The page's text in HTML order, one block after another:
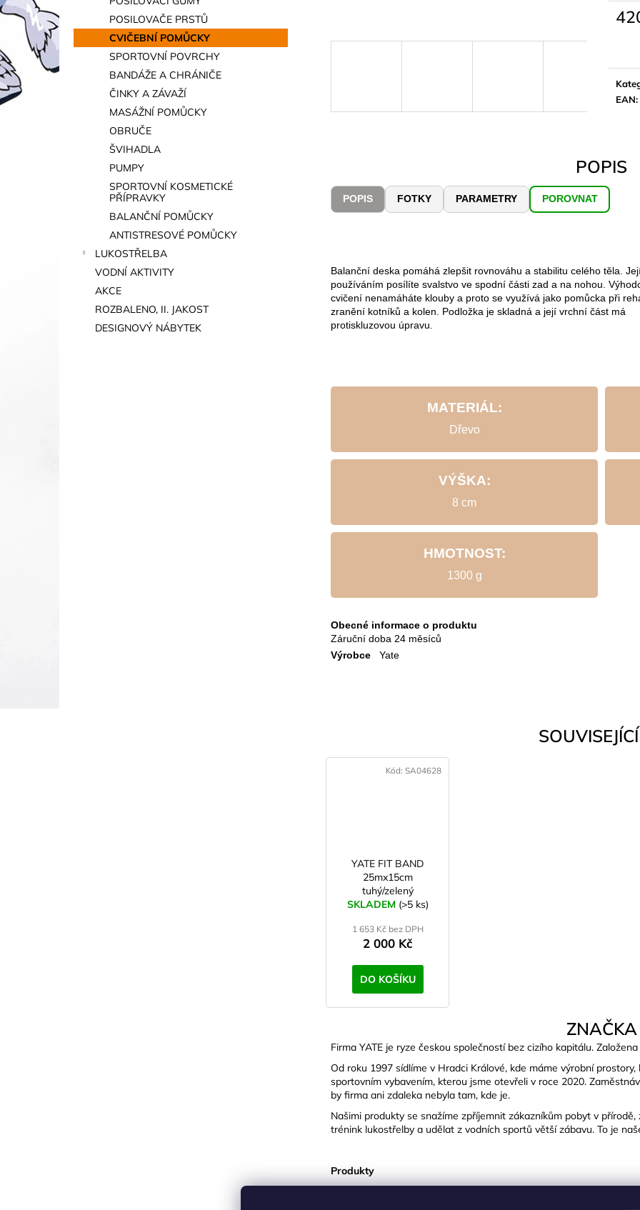
a
n
e
l
POSILOVAČE PRSTŮ
CVIČEBNÍ POMŮCKY
SPORTOVNÍ POVRCHY
BANDÁŽE A CHRÁNIČE
ČINKY A ZÁVAŽÍ
MASÁŽNÍ POMŮCKY
OBRUČE
ŠVIHADLA
PUMPY
SPORTOVNÍ KOSMETICKÉ
PŘÍPRAVKY
BALANČNÍ POMŮCKY
ANTISTRESOVÉ POMŮCKY
LUKOSTŘELBA
VODNÍ AKTIVITY
AKCE
ROZBALENO, II. JAKOST
DESIGNOVÝ NÁBYTEK
EAN:
POPIS
POPIS FOTKY PARAMETRY POROVNAT
Balanční deska pomáhá zlepšit rovnováhu a stabilitu celého těla.
používáním posílíte svalstvo ve spodní části zad a na nohou.
cvičení nenamáháte klouby a proto se využívá jako pomůcka při
zranění kotníků a kolen. Podložka je skladná a její vrchní část má
protiskluzovou úpravu.
MATERIÁL:
Dřevo
VÝŠKA:
8 cm
HMOTNOST:
1300 g
Obecné informace o produktu
Záruční doba 24 měsíců
Výrobce
Yate
YATE FIT BAND
25mx15cm
tuhý/zelený
SKLADEM (>5 ks)
1 653 Kč bez DPH
2 000 Kč
DO KOŠÍKU
Kód:SA04628
ZNAČKA
Firma YATE je ryze českou společností bez cizího kapitálu.
Od roku 1997 sídlíme v Hradci Králové, kde máme výrobní
sportovním vybavením, kterou jsme otevřeli v roce 2020.
by firma ani zdaleka nebyla tam, kde je.
Našimi produkty se snažíme zpříjemnit zákazníkům pobyt v
trénink lukostřelby a udělat z vodních sportů větší zábavu. To je
Produkty